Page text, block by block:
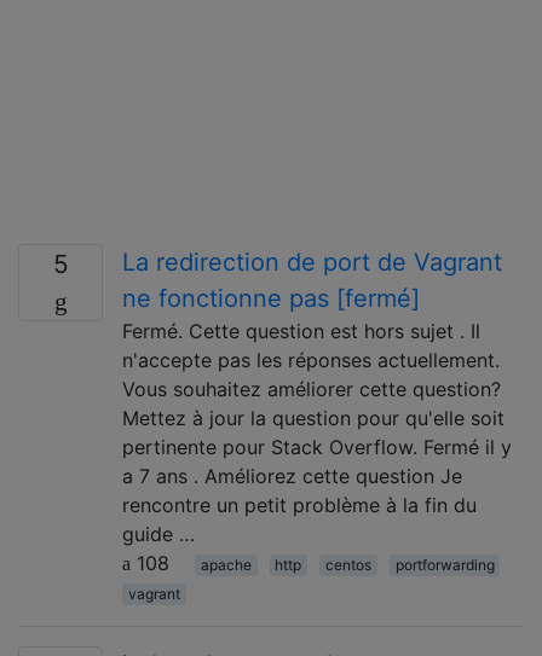
5
La redirection de port de Vagrant
ne fonctionne pas [fermé]
Fermé. Cette question est hors sujet . Il
n'accepte pas les réponses actuellement.
Vous souhaitez améliorer cette question?
Mettez à jour la question pour qu'elle soit
pertinente pour Stack Overflow. Fermé il y
a 7 ans . Améliorez cette question Je
rencontre un petit problème à la fin du
guide …
108
apache http centos
portforwarding
vagrant